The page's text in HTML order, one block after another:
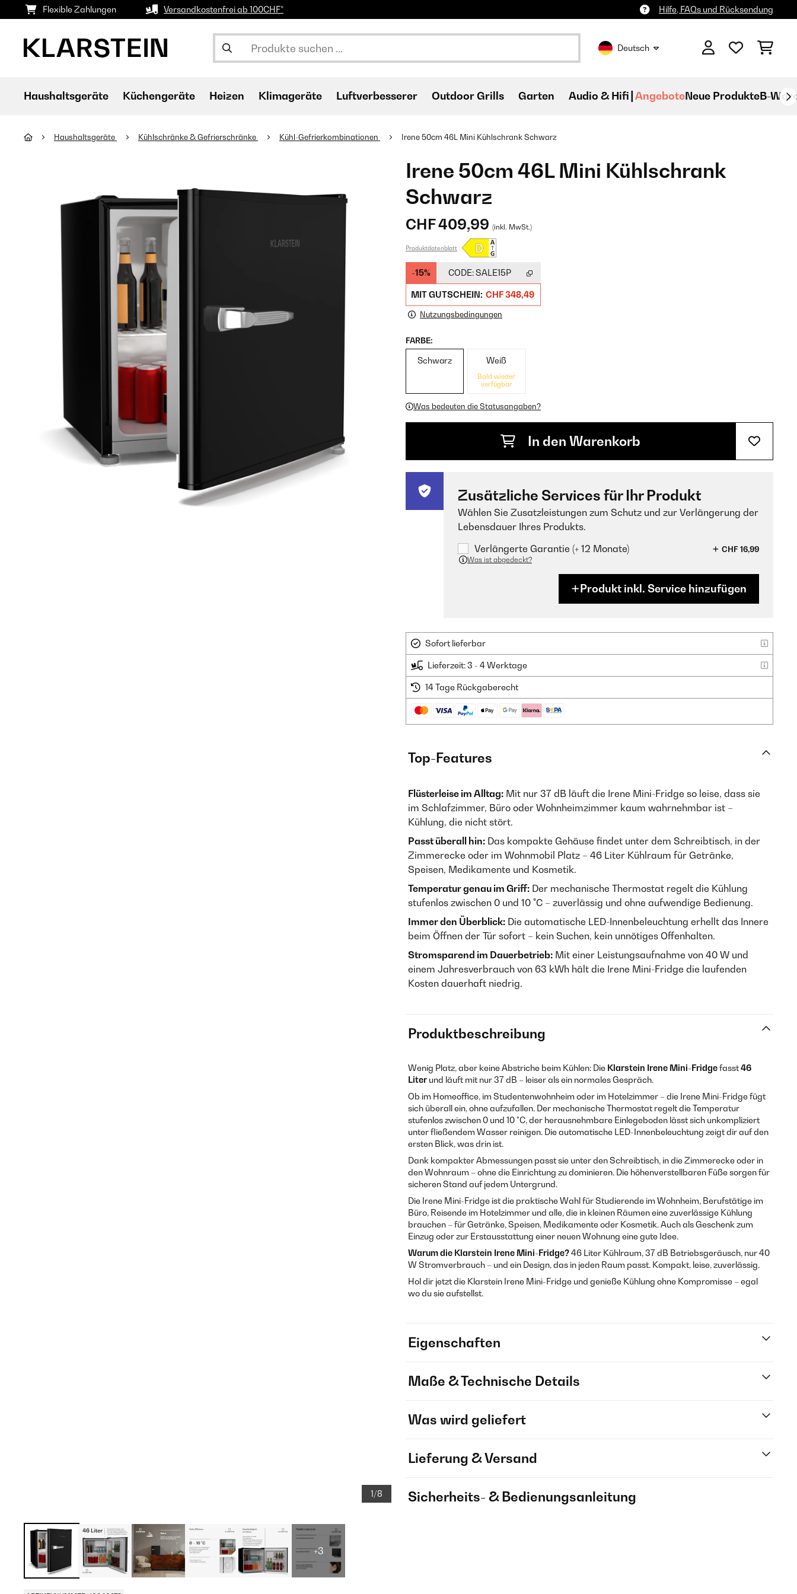
Flexible Zahlungen Versandkostenfrei ab 100CHF* Hilfe, FAQs und Rücksendung
Deutsch
Haushaltsgeräte Küchengeräte Heizen Klimageräte Luftverbesserer Outdoor Grills Garten Audio & Hifi AngeboteNeue ProdukteB-
Haushaltsgeräte Kühlschränke & Gefrierschränke Kühl-Gefrierkombinationen Irene 50cm 46L Mini Kühlschrank​ Schwarz
1/8
+3
Irene 50cm 46L Mini Kühlschrank​
Schwarz
CHF 409,99 (inkl. MwSt.)
Produktdatenblatt
-15% CODE:SALE15P
MIT GUTSCHEIN: CHF 348,49
Nutzungsbedingungen
FARBE:
Schwarz Weiß
Bald wieder
verfügbar
Was bedeuten die Statusangaben?
In den Warenkorb
Zusätzliche Services für Ihr Produkt
Wählen Sie Zusatzleistungen zum Schutz und zur Verlängerung der
Lebensdauer Ihres Produkts.
Verlängerte Garantie (+ 12 Monate)
CHF 16,99
Was ist abgedeckt?
Produkt inkl. Service hinzufügen
Sofort lieferbar
Lieferzeit: 3 - 4 Werktage
14 Tage Rückgaberecht
Top-Features
Flüsterleise im Alltag: Mit nur 37 dB läuft die Irene Mini-Fridge so leise, dass sie
im Schlafzimmer, Büro oder Wohnheimzimmer kaum wahrnehmbar ist –
Kühlung, die nicht stört.
Passt überall hin: Das kompakte Gehäuse findet unter dem Schreibtisch, in der
Zimmerecke oder im Wohnmobil Platz – 46 Liter Kühlraum für Getränke,
Speisen, Medikamente und Kosmetik.
Temperatur genau im Griff: Der mechanische Thermostat regelt die Kühlung
stufenlos zwischen 0 und 10 °C – zuverlässig und ohne aufwendige Bedienung.
Immer den Überblick: Die automatische LED-Innenbeleuchtung erhellt das Innere
beim Öffnen der Tür sofort – kein Suchen, kein unnötiges Offenhalten.
Stromsparend im Dauerbetrieb: Mit einer Leistungsaufnahme von 40 W und
einem Jahresverbrauch von 63 kWh hält die Irene Mini-Fridge die laufenden
Kosten dauerhaft niedrig.
Produktbeschreibung
Wenig Platz, aber keine Abstriche beim Kühlen: Die Klarstein Irene Mini-Fridgefasst46
Liter und läuft mit nur 37 dB – leiser als ein normales Gespräch.
Ob im Homeoffice, im Studentenwohnheim oder im Hotelzimmer – die Irene Mini-Fridge fügt
sich überall ein, ohne aufzufallen. Der mechanische Thermostat regelt die Temperatur
stufenlos zwischen 0 und 10 °C, der herausnehmbare Einlegeboden lässt sich unkompliziert
unter fließendem Wasser reinigen. Die automatische LED-Innenbeleuchtung zeigt dir auf den
ersten Blick, was drin ist.
Dank kompakter Abmessungen passt sie unter den Schreibtisch, in die Zimmerecke oder in
den Wohnraum – ohne die Einrichtung zu dominieren. Die höhenverstellbaren Füße sorgen für
sicheren Stand auf jedem Untergrund.
Die Irene Mini-Fridge ist die praktische Wahl für Studierende im Wohnheim, Berufstätige im
Büro, Reisende im Hotelzimmer und alle, die in kleinen Räumen eine zuverlässige Kühlung
brauchen – für Getränke, Speisen, Medikamente oder Kosmetik. Auch als Geschenk zum
Einzug oder zur Erstausstattung einer neuen Wohnung eine gute Idee.
Warum die Klarstein Irene Mini-Fridge?46 Liter Kühlraum, 37 dB Betriebsgeräusch, nur 40
W Stromverbrauch – und ein Design, das in jeden Raum passt. Kompakt, leise, zuverlässig.
Hol dir jetzt die Klarstein Irene Mini-Fridge und genieße Kühlung ohne Kompromisse – egal
wo du sie aufstellst.
Eigenschaften
Maße & Technische Details
Was wird geliefert
Lieferung & Versand
Sicherheits- & Bedienungsanleitung